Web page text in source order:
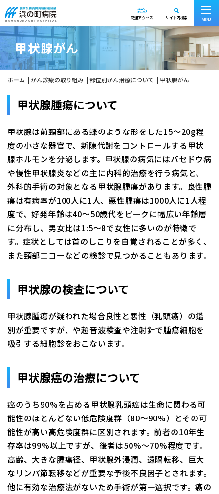
交通アクセス サイト内検索 MENU
甲状腺がん
ホーム がん診療の取り組み 部位別がん治療について 甲状腺がん
甲状腺腫瘍について
甲状腺は前頚部にある蝶のような形をした15～20g程
度の小さな器官で、新陳代謝をコントロールする甲状
腺ホルモンを分泌します。甲状腺の病気にはバセドウ病
や慢性甲状腺炎などの主に内科的治療を行う病気と、
外科的手術の対象となる甲状腺腫瘍があります。良性腫
瘍は有病率が100人に1人、悪性腫瘍は1000人に1人程
度で、好発年齢は40～50歳代をピークに幅広い年齢層
に分布し、男女比は1:5～8で女性に多いのが特徴で
す。症状としては首のしこりを自覚されることが多く、
また頸部エコーなどの検診で見つかることもあります。
甲状腺の検査について
甲状腺腫瘍が疑われた場合良性と悪性（乳頭癌）の鑑
別が重要ですが、や超音波検査や注射針で腫瘍細胞を
吸引する細胞診をおこないます。
甲状腺癌の治療について
癌のうち90%を占める甲状腺乳頭癌は生命に関わる可
能性のほとんどない低危険度群（80～90%）とその可
能性が高い高危険度群に区別されます。前者の10年生
存率は99%以上ですが、後者は50%～70%程度です。
高齢、大きな腫瘍径、甲状腺外浸潤、遠隔転移、巨大
なリンパ節転移などが重要な予後不良因子とされます。
他に有効な治療法がないため手術が第一選択です。癌の